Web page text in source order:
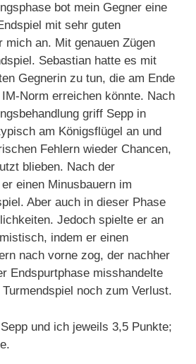
bot mein Gegner eine
mit sehr guten
mich an. Mit genauen Zügen
Sebastian hatte es mit
Gegnerin zu tun, die am Ende
Norm erreichen könnte. Nach
griff Sepp in
am Königsflügel an und
Fehlern wieder Chancen,
blieben. Nach der
einen Minusbauern im
Aber auch in dieser Phase
Jedoch spielte er an
indem er einen
nach vorne zog, der nachher
Endspurtphase misshandelte
noch zum Verlust.
und ich jeweils 3,5 Punkte;